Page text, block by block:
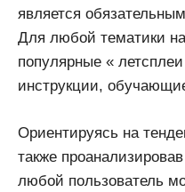
является
Для любой тематики
популярные «
инструкции,
Ориентируясь на
также
любой пользователь